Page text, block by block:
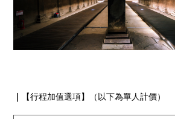
｜ 【行程加值選項】（以下為單人計價）